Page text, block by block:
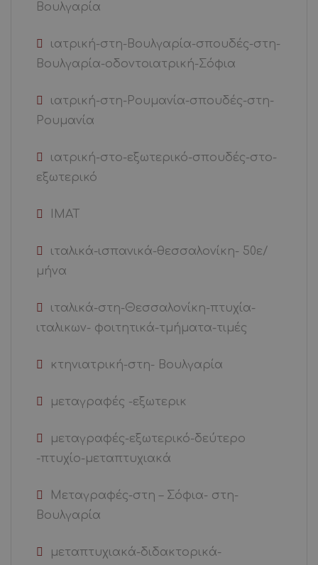
Βουλγαρία
ιατρική-στη-Βουλγαρία-σπουδές-στη-
Βουλγαρία-οδοντοιατρική-Σόφια
ιατρική-στη-Ρουμανία-σπουδές-στη-
Ρουμανία
ιατρική-στο-εξωτερικό-σπουδές-στο-
εξωτερικό
ΙΜΑΤ
ιταλικά-ισπανικά-θεσσαλονίκη- 50ε/
μήνα
ιταλικά-στη-Θεσσαλονίκη-πτυχία-
ιταλικων- φοιτητικά-τμήματα-τιμές
κτηνιατρική-στη- Βουλγαρία
μεταγραφές -εξωτερικ
μεταγραφές-εξωτερικό-δεύτερο
-πτυχίο-μεταπτυχιακά
Μεταγραφές-στη – Σόφια- στη-
Βουλγαρία
μεταπτυχιακά-διδακτορικά-